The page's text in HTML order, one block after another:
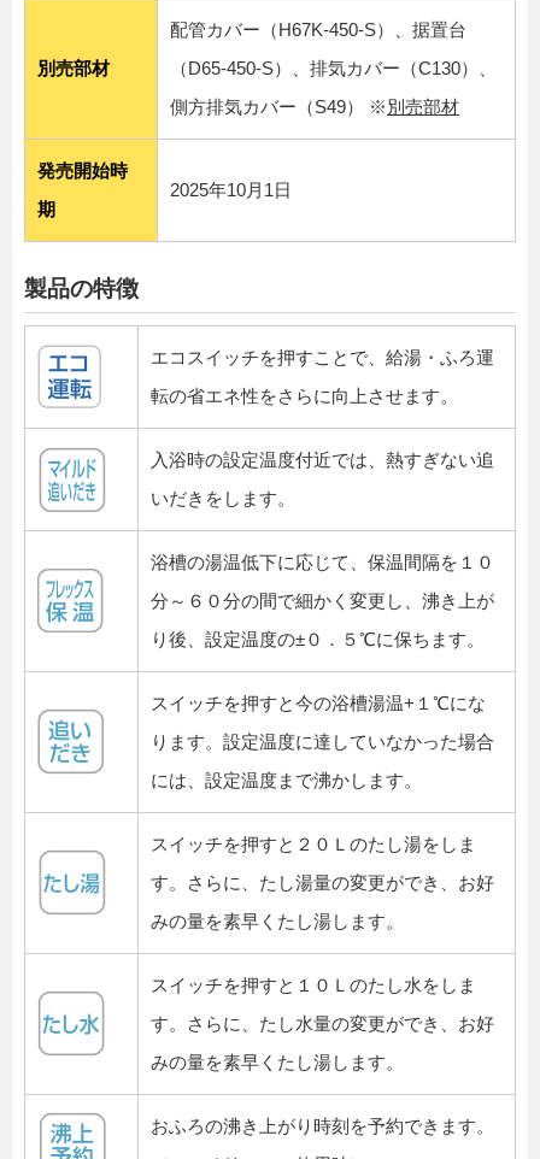
別売部材
配管カバー（H67K-450-S）、据置台
（D65-450-S）、排気カバー（C130）、
側方排気カバー（S49） ※別売部材
発売開始時
期
2025年10月1日
製品の特徴
エコスイッチを押すことで、給湯・ふろ運
転の省エネ性をさらに向上させます。
入浴時の設定温度付近では、熱すぎない追
いだきをします。
浴槽の湯温低下に応じて、保温間隔を１０
分～６０分の間で細かく変更し、沸き上が
り後、設定温度の±０．５℃に保ちます。
スイッチを押すと今の浴槽湯温+１℃にな
ります。設定温度に達していなかった場合
には、設定温度まで沸かします。
スイッチを押すと２０Ｌのたし湯をしま
す。さらに、たし湯量の変更ができ、お好
みの量を素早くたし湯します。
スイッチを押すと１０Ｌのたし水をしま
す。さらに、たし水量の変更ができ、お好
みの量を素早くたし湯します。
おふろの沸き上がり時刻を予約できます。